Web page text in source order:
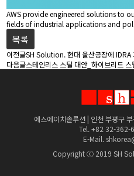
AWS provide engineered solutions to
fields of industrial applications and
목록
이전글SH Solution. 현대 울산공장에 IDRA
다음글스테인리스 스틸 대안_하이브리드 스
에스에이치솔루션 | 인천 부평구
Tel. +82 32-362-
E-Mail.
Copyright ⓒ 2019 SH